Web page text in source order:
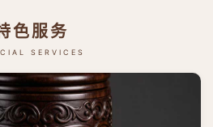
色服务
SERVICES